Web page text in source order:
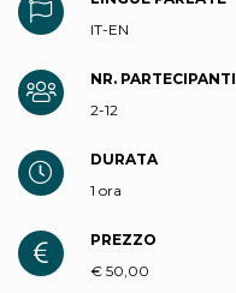
IT-EN
NR. PARTECIPANTI
2-12
DURATA
1 ora
PREZZO
€ 50,00